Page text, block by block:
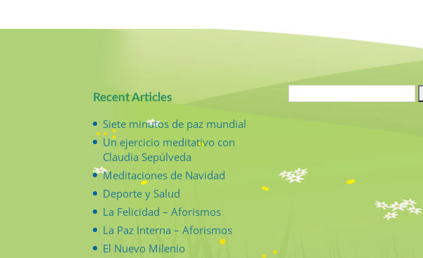
Recent Articles
Siete minutos de paz mundial
Un ejercicio meditativo con
Claudia Sepúlveda
Meditaciones de Navidad
Deporte y Salud
La Felicidad – Aforismos
La Paz Interna – Aforismos
El Nuevo Milenio